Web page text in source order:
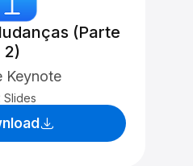
(Parte
2)
Keynote
Slides